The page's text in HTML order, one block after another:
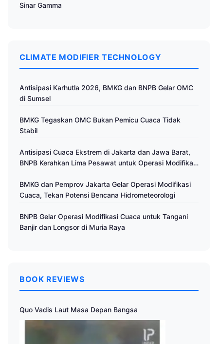
Sinar Gamma
CLIMATE MODIFIER TECHNOLOGY
Antisipasi Karhutla 2026, BMKG dan BNPB Gelar OMC
di Sumsel
BMKG Tegaskan OMC Bukan Pemicu Cuaca Tidak
Stabil
Antisipasi Cuaca Ekstrem di Jakarta dan Jawa Barat,
BNPB Kerahkan Lima Pesawat untuk Operasi Modifikasi
BMKG dan Pemprov Jakarta Gelar Operasi Modifikasi
Cuaca, Tekan Potensi Bencana Hidrometeorologi
BNPB Gelar Operasi Modifikasi Cuaca untuk Tangani
Banjir dan Longsor di Muria Raya
BOOK REVIEWS
Quo Vadis Laut Masa Depan Bangsa